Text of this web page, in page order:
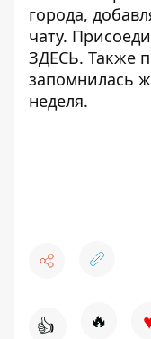
города,
чату.
ЗДЕСЬ. Также
запомнилась
неделя.
👍 🔥